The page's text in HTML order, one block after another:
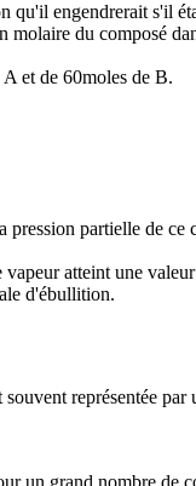
qu'il engendrerait s'il
du composé
et de 60moles de B.
partielle de
atteint une
d'ébullition.
représentée